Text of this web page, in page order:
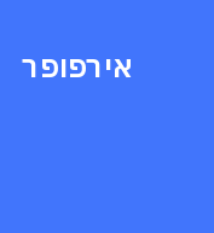
אירפופר